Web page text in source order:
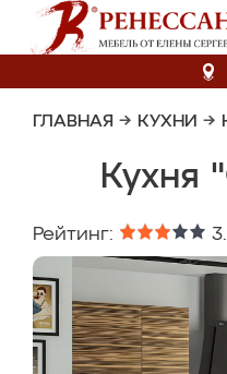
ГЛАВНАЯ → КУХНИ →
Кухня
Рейтинг: